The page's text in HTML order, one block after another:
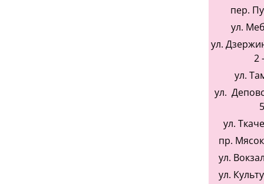
пер.
ул.
ул.
2
ул.
ул.
ул.
пр.
ул.
ул.